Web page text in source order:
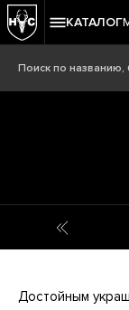
КАТАЛОГ
Достойным